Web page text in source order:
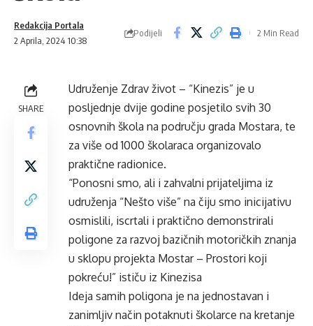
2 Aprila, 2024 10:38
Redakcija Portala
Podijeli 2 Min Read
SHARE
Udruženje Zdrav život – “Kinezis” je u
posljednje dvije godine posjetilo svih 30
osnovnih škola na području grada Mostara, te
za više od 1000 školaraca organizovalo
praktične radionice.
“Ponosni smo, ali i zahvalni prijateljima iz
udruženja “Nešto više” na čiju smo inicijativu
osmislili, iscrtali i praktično demonstrirali
poligone za razvoj bazičnih motoričkih znanja
u sklopu projekta Mostar – Prostori koji
pokreću!” ističu iz Kinezisa
Ideja samih poligona je na jednostavan i
zanimljiv način potaknuti školarce na kretanje